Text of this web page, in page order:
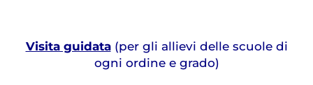
Visita guidata(per gli allievi delle scuole di
ogni ordine e grado)